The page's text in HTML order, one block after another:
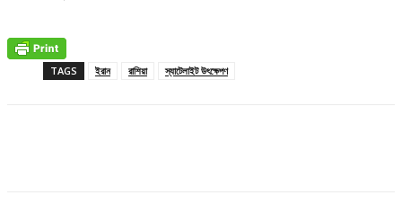
TAGS ইরান রাশিয়া স্যাটেলাইট উৎক্ষেপণ